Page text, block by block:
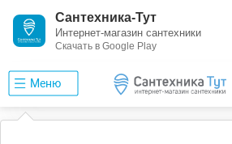
Сантехника-Тут
Интернет-магазин сантехники
Скачать в Google Play
Меню